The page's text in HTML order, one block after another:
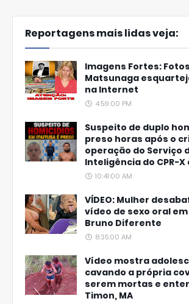
Reportagens mais lidas veja:
Imagens Fortes:
Matsunaga
na Internet
4:59:00 PM
Suspeito de duplo
preso horas após o
operação do Serviço
Inteligência do CPR-
10:41:00 AM
VÍDEO: Mulher
vídeo de sexo oral
Bruno Diferente
8:35:00 AM
Vídeo mostra
cavando a própria
serem mortas e
Timon, MA